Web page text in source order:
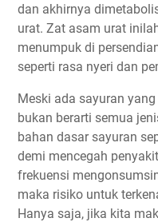
dan akhirnya
urat. Zat asam urat
menumpuk di
seperti rasa nyeri dan
Meski ada sayuran
bukan berarti semua
bahan dasar sayuran
demi mencegah
frekuensi
maka risiko untuk
Hanya saja, jika kita